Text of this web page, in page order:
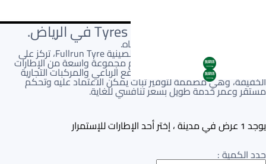
مرحباً بكم في اوتو جريب Tyres في الرياض.
ابحث عن الإطار المثالي اوتو جريب أدناه.
أوتوجريب، علامة تجارية من الشركة الصينية Fullrun Tyre، تركز على
سوق الإطارات البديلة العالمية. تقدم مجموعة واسعة من الإطارات
بأسعار معقولة لسيارات الركاب والدفع الرباعي والمركبات التجارية
الخفيفة، وهي مصممة لتوفير ثبات يمكن الاعتماد عليه وتحكم
مستقر وعمر خدمة طويل بسعر تنافسي للغاية.
يوجد 1عرض في مدينة ، إختر أحد الإطارات للإستمرار
حدد الكمية: